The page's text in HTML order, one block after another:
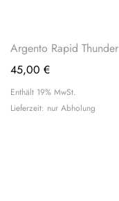
Argento Rapid Thunder
45,00 €
Enthält 19% MwSt.
Lieferzeit: nur Abholung